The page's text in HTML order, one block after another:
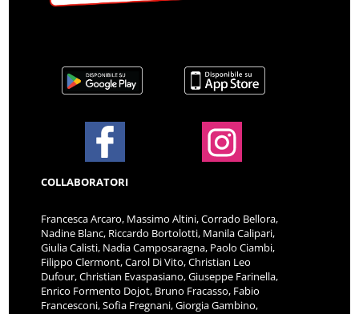
COLLABORATORI
Francesca Arcaro, Massimo Altini, Corrado Bellora,
Nadine Blanc, Riccardo Bortolotti, Manila Calipari,
Giulia Calisti, Nadia Camposaragna, Paolo Ciambi,
Filippo Clermont, Carol Di Vito, Christian Leo
Dufour, Christian Evaspasiano, Giuseppe Farinella,
Enrico Formento Dojot, Bruno Fracasso, Fabio
Francesconi, Sofia Fregnani, Giorgia Gambino,